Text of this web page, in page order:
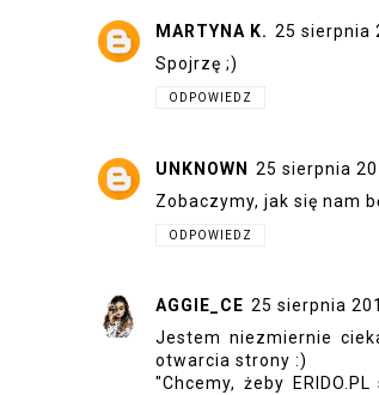
MARTYNA K. 25 sierpnia
Spojrzę ;)
ODPOWIEDZ
UNKNOWN
25 sierpnia
Zobaczymy, jak się nam
ODPOWIEDZ
AGGIE_CE 25 sierpnia
Jestem niezmiernie
otwarcia strony :)
"Chcemy, żeby